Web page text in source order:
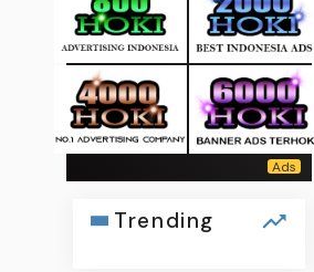
Trending